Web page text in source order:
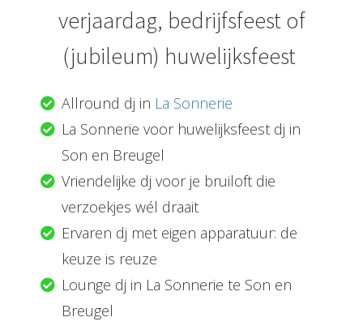
verjaardag, bedrijfsfeest of
(jubileum) huwelijksfeest
Allround dj in La Sonnerie
La Sonnerie voor huwelijksfeest dj in
Son en Breugel
Vriendelijke dj voor je bruiloft die
verzoekjes wél draait
Ervaren dj met eigen apparatuur: de
keuze is reuze
Lounge dj in La Sonnerie te Son en
Breugel